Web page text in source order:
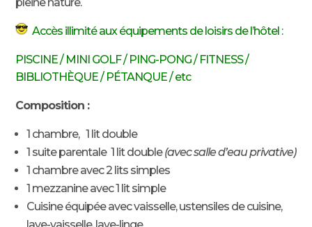
Accès illimité aux équipements de loisirs de l’hôtel :
PISCINE / MINI GOLF / PING-PONG / FITNESS /
BIBLIOTHÈQUE / PÉTANQUE / etc
Composition :
1 chambre, 1 lit double
1 suite parentale 1 lit double(avec salle d’eau privative)
1 chambre avec 2 lits simples
1 mezzanine avec 1 lit simple
Cuisine équipée avec vaisselle, ustensiles de cuisine,
lave-vaisselle, lave-linge